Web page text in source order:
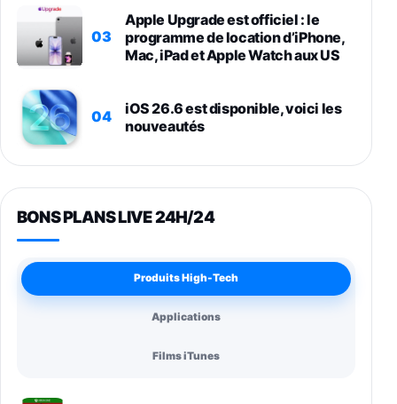
03
Apple Upgrade est officiel : le
programme de location d’iPhone,
Mac, iPad et Apple Watch aux US
04
iOS 26.6 est disponible, voici les
nouveautés
BONS PLANS LIVE 24H/24
Produits High-Tech
Applications
Films iTunes